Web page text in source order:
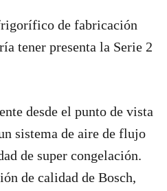
de fabricación
tener presenta la Serie 2
desde el punto de vista
sistema de aire de flujo
de super congelación.
de calidad de Bosch,